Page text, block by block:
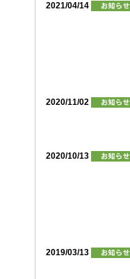
2021/04/14
2020/11/02
2020/10/13
2019/03/13